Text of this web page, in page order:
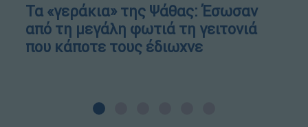
Τα «γεράκια» της Ψάθας: Έσωσαν
από τη μεγάλη φωτιά τη γειτονιά
που κάποτε τους έδιωχνε